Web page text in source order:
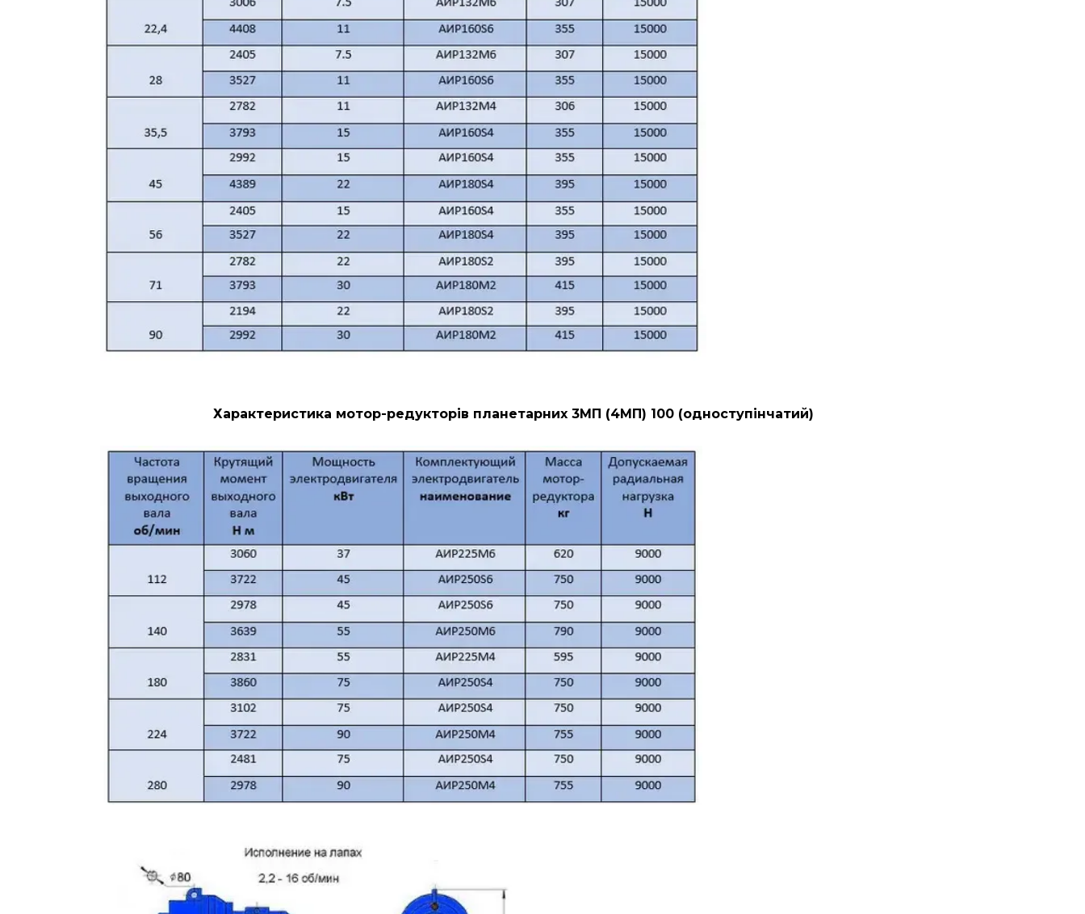
Характеристика мотор-редукторів планетарних 3МП (4МП) 100 (одноступінчатий)